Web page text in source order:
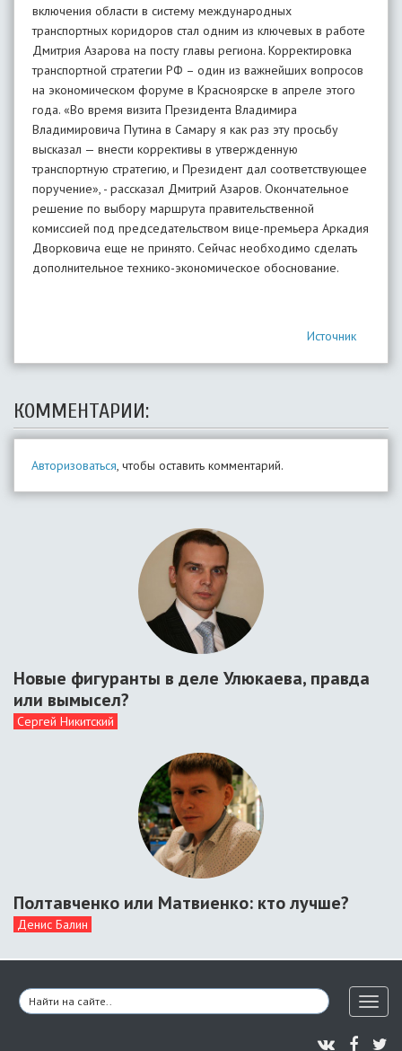
включения области в систему международных
транспортных коридоров стал одним из ключевых в работе
Дмитрия Азарова на посту главы региона. Корректировка
транспортной стратегии РФ – один из важнейших вопросов
на экономическом форуме в Красноярске в апреле этого
года. «Во время визита Президента Владимира
Владимировича Путина в Самару я как раз эту просьбу
высказал — внести коррективы в утвержденную
транспортную стратегию, и Президент дал соответствующее
поручение», - рассказал Дмитрий Азаров. Окончательное
решение по выбору маршрута правительственной
комиссией под председательством вице-премьера Аркадия
Дворковича еще не принято. Сейчас необходимо сделать
дополнительное технико-экономическое обоснование.
Источник
КОММЕНТАРИИ:
Авторизоваться, чтобы оставить комментарий.
Новые фигуранты в деле Улюкаева, правда
или вымысел?
Сергей Никитский
Полтавченко или Матвиенко: кто лучше?
Денис Балин